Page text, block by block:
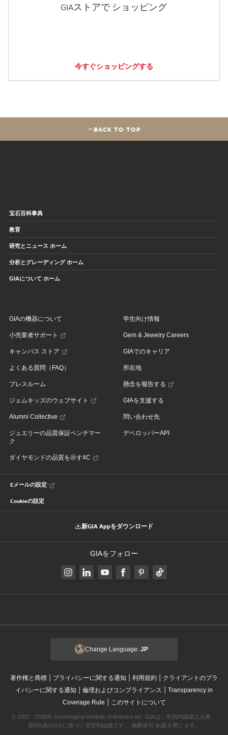
GIAストアで ショッピング
今すぐショッピングする
BACK TO TOP
宝石百科事典
教育
研究とニュース ホーム
分析とグレーディング ホーム
GIAについて ホーム
GIAの機器について
小売業者サポート
キャンパス ストア
よくある質問（FAQ）
プレスルーム
ジェムキッズのウェブサイト
Alumni Collective
ジュエリーの品質保証ベンチマー
ク
ダイヤモンドの品質を示す4C
学生向け情報
Gem & Jewelry Careers
GIAでのキャリア
所在地
懸念を報告する
GIAを支援する
問い合わせ先
デベロッパーAPI
Eメールの設定
Cookieの設定
新GIA Appをダウンロード
GIAをフォロー
Change Language: JP
著作権と商標 | プライバシーに関する通知 | 利用規約 | クライアントのプラ
イバシーに関する通知 | 倫理およびコンプライアンス | Transparency in
Coverage Rule | このサイトについて
© 2002 - 2026年 Gemological Institute of America Inc. GIAは、米国内国歳入法典、
第501条(c)(3)に基づく非営利組織です。 無断複写·転載を禁じます。